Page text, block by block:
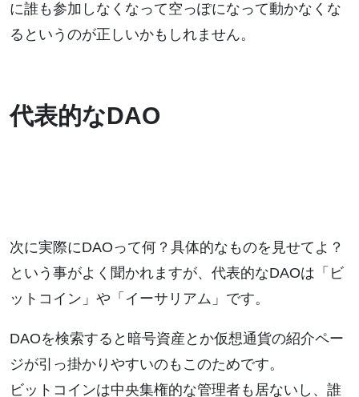
に誰も参加しなくなって空っぽになって動かなくな
るというのが正しいかもしれません。
代表的なDAO
次に実際にDAOって何？具体的なものを見せてよ？
という事がよく聞かれますが、代表的なDAOは「ビ
ットコイン」や「イーサリアム」です。
DAOを検索すると暗号資産とか仮想通貨の紹介ペー
ジが引っ掛かりやすいのもこのためです。
ビットコインは中央集権的な管理者も居ないし、誰